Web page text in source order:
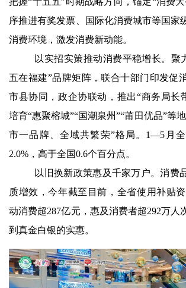
序推进有奖发票、国际化消费城市等国家
消费环境，激发消费新动能。
以实招实策推动消费平稳增长。聚
五在福建”品牌矩阵，联合十部门印发促
市县协同，政企协联动，推出“商务局长
培育“惠聚榕城”“国潮泉州”“莆田优品”等
市一品牌、全域共繁荣”格局。1—5月
2.0%，高于全国0.6个百分点。
以旧换新政策惠及千家万户。消费
质增效，今年截至目前，全省使用补贴
动消费超287亿元，惠及消费者超292万人
到真金白银的实惠。